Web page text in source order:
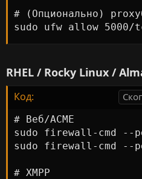
# (Опционально)
sudo ufw allow 5000/
RHEL / Rocky Linux /
Код:
# Веб/ACME
sudo firewall-cmd --
sudo firewall-cmd --
# XMPP